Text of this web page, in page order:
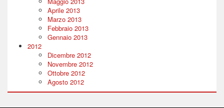
Aprile 2013
Marzo 2013
Febbraio 2013
Gennaio 2013
2012
Dicembre 2012
Novembre 2012
Ottobre 2012
Agosto 2012